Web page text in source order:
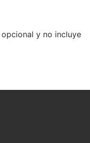
y no incluye